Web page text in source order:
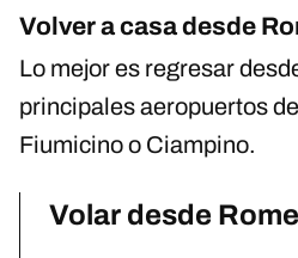
Volver a casa desde
Lo mejor es regresar
principales aeropuertos
Fiumicino o Ciampino.
Volar desde